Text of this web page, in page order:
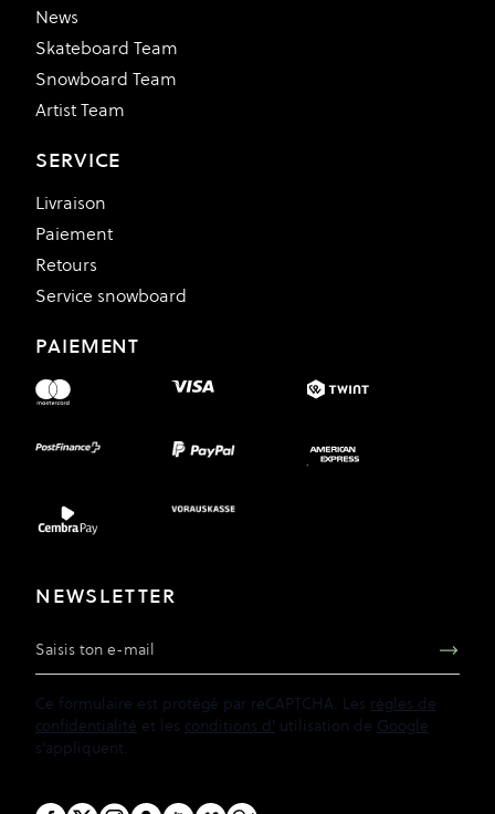
News
Skateboard Team
Snowboard Team
Artist Team
SERVICE
Livraison
Paiement
Retours
Service snowboard
PAIEMENT
NEWSLETTER
Adresse e-mail
Ce formulaire est protégé par reCAPTCHA. Les règles de
confidentialité et les conditions d' utilisation de Google
s'appliquent.